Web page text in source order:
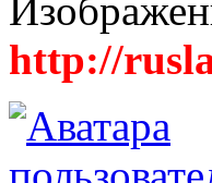
http://